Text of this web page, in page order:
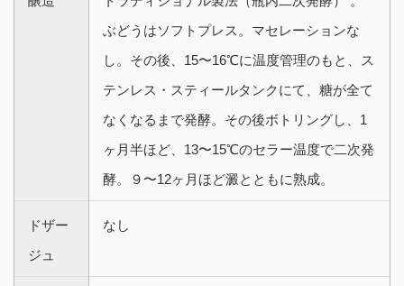
ぶどうはソフトプレス。マセレーションな
し。その後、15〜16℃に温度管理のもと、ス
テンレス・スティールタンクにて、糖が全て
なくなるまで発酵。その後ボトリングし、1
ヶ月半ほど、13〜15℃のセラー温度で二次発
酵。９〜12ヶ月ほど澱とともに熟成。
ドザー
ジュ
なし